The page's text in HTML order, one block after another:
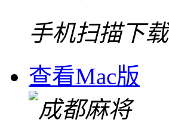
手机扫描下载
查看Mac版